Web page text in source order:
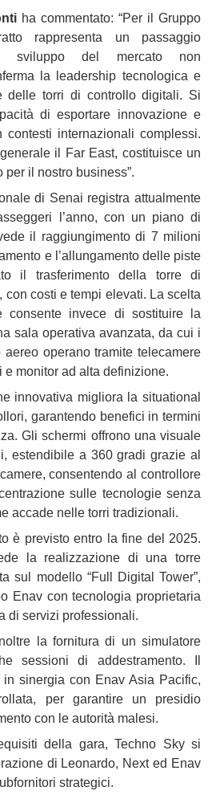
ha commentato: “Per il Gruppo
rappresenta un passaggio
sviluppo del mercato non
la leadership tecnologica e
delle torri di controllo digitali. Si
di esportare innovazione e
contesti internazionali complessi.
il Far East, costituisce un
per il nostro business”.
di Senai registra attualmente
l’anno, con un piano di
il raggiungimento di 7 milioni
e l’allungamento delle piste
il trasferimento della torre di
con costi e tempi elevati. La scelta
consente invece di sostituire la
sala operativa avanzata, da cui i
operano tramite telecamere
monitor ad alta definizione.
innovativa migliora la situational
garantendo benefici in termini
Gli schermi offrono una visuale
estendibile a 360 gradi grazie al
consentendo al controllore
sulle tecnologie senza
accade nelle torri tradizionali.
è previsto entro la fine del 2025.
la realizzazione di una torre
sul modello “Full Digital Tower”,
Enav con tecnologia proprietaria
di servizi professionali.
la fornitura di un simulatore
sessioni di addestramento. Il
in sinergia con Enav Asia Pacific,
per garantire un presidio
con le autorità malesi.
della gara, Techno Sky si
di Leonardo, Next ed Enav
strategici.